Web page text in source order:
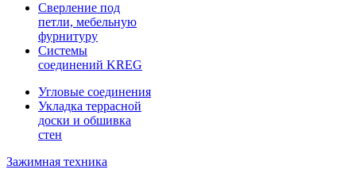
Сверление под
петли, мебельную
фурнитуру
Системы
соединений KREG
Угловые соединения
Укладка террасной
доски и обшивка
стен
Зажимная техника